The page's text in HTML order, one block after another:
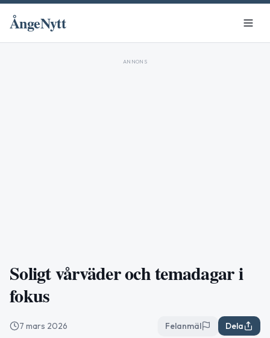
ÅngeNytt
ANNONS
Soligt vårväder och temadagar i
fokus
7 mars 2026 Felanmäl Dela